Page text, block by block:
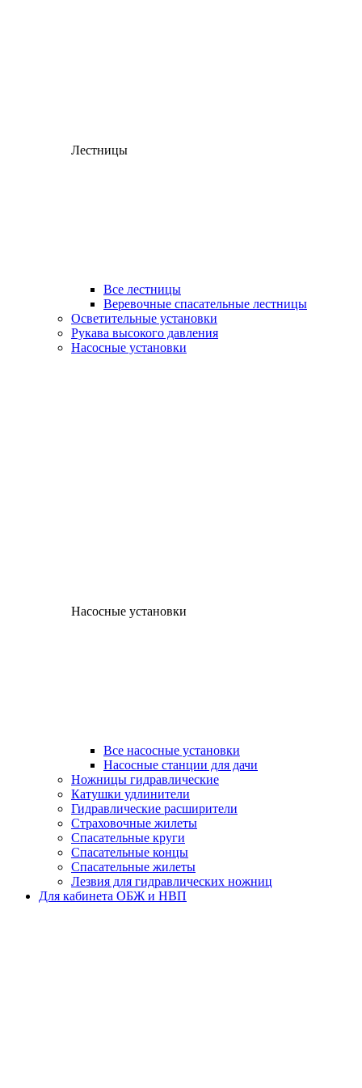
Лестницы
Все лестницы
Веревочные спасательные лестницы
Осветительные установки
Рукава высокого давления
Насосные установки
Насосные установки
Все насосные установки
Насосные станции для дачи
Ножницы гидравлические
Катушки удлинители
Гидравлические расширители
Страховочные жилеты
Спасательные круги
Спасательные концы
Спасательные жилеты
Лезвия для гидравлических ножниц
Для кабинета ОБЖ и НВП